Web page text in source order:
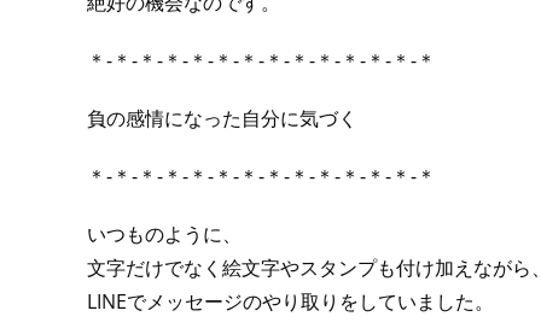
＊-＊-＊-＊-＊-＊-＊-＊-＊-＊-＊-＊-＊-＊
負の感情になった自分に気づく
＊-＊-＊-＊-＊-＊-＊-＊-＊-＊-＊-＊-＊-＊
いつものように、
文字だけでなく絵文字やスタンプも付け加えながら、
LINEでメッセージのやり取りをしていました。